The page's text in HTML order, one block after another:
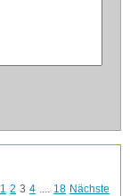
1 2 3 4 .... 18 Nächste